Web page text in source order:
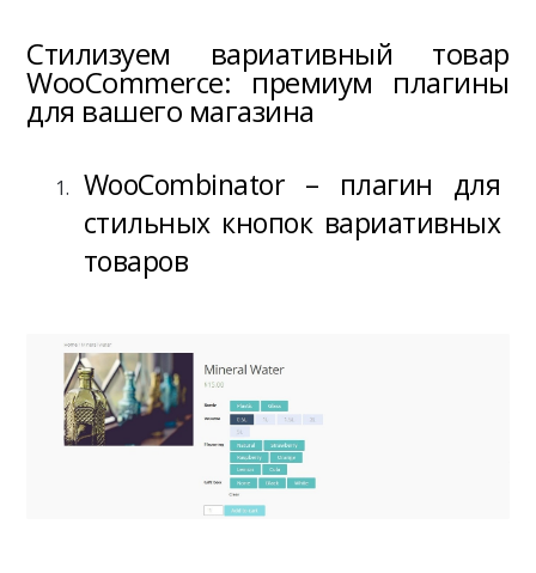
Стилизуем вариативный товар
WooCommerce: премиум плагины
для вашего магазина
WooCombinator – плагин для
стильных кнопок вариативных
товаров